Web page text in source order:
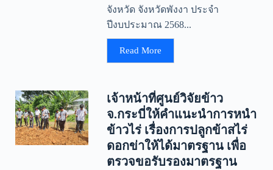
จังหวัด จังหวัดพังงา ประจำ
ปีงบประมาณ 2568...
Read More
เจ้าหน้าที่ศูนย์วิจัยข้าว
จ.กระบี่ให้คำแนะนำการหนำ
ข้าวไร่ เรื่องการปลูกข้าสไร่
ดอกข่าให้ได้มาตรฐาน เพื่อ
ตรวจขอรับรองมาตรฐาน